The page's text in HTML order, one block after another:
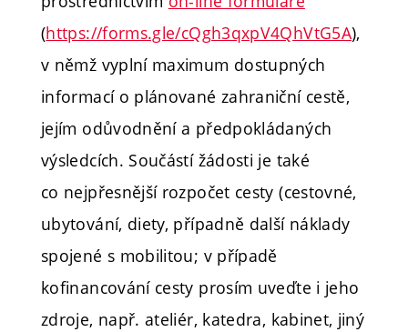
(https://forms.gle/cQgh3qxpV4QhVtG5A),
v němž vyplní maximum dostupných
informací o plánované zahraniční cestě,
jejím odůvodnění a předpokládaných
výsledcích. Součástí žádosti je také
co nejpřesnější rozpočet cesty (cestovné,
ubytování, diety, případně další náklady
spojené s mobilitou; v případě
kofinancování cesty prosím uveďte i jeho
zdroje, např. ateliér, katedra, kabinet, jiný